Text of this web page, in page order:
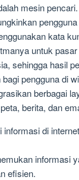
mesin
kata
untuk
sehingga hasil
pengguna di
berbagai
berita, dan
informasi di
informasi
efisien.